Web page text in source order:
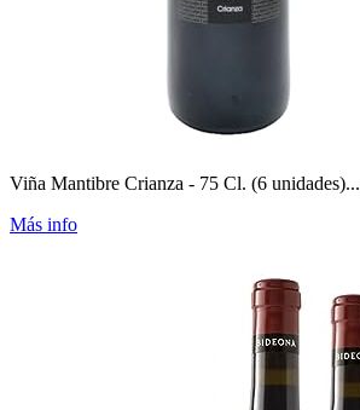
Viña Mantibre Crianza - 75 Cl. (6 unidades)...
Más info